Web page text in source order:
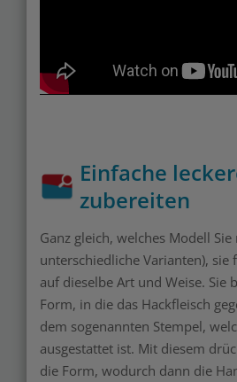
Einfache
zubereiten
Ganz gleich, welches Modell
unterschiedliche Varianten),
auf dieselbe Art und Weise. Sie
Form, in die das Hackfleisch
dem sogenannten Stempel,
ausgestattet ist. Mit diesem
die Form, wodurch dann die